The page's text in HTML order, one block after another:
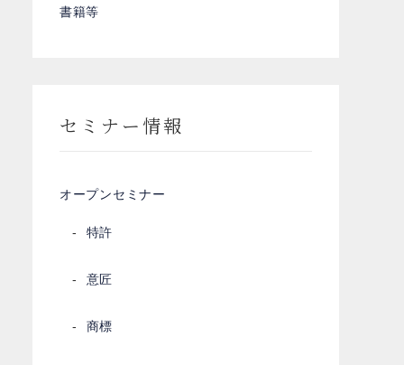
書籍等
セミナー情報
オープンセミナー
特許
意匠
商標